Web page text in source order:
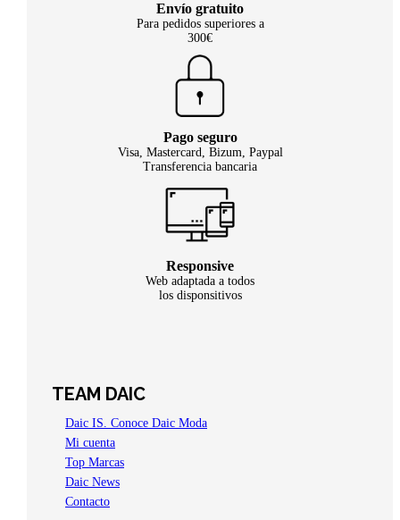
Envío gratuito
Para pedidos superiores a
300€
Pago seguro
Visa, Mastercard, Bizum, Paypal
Transferencia bancaria
Responsive
Web adaptada a todos
los disponsitivos
TEAM DAIC
Daic IS. Conoce Daic Moda
Mi cuenta
Top Marcas
Daic News
Contacto